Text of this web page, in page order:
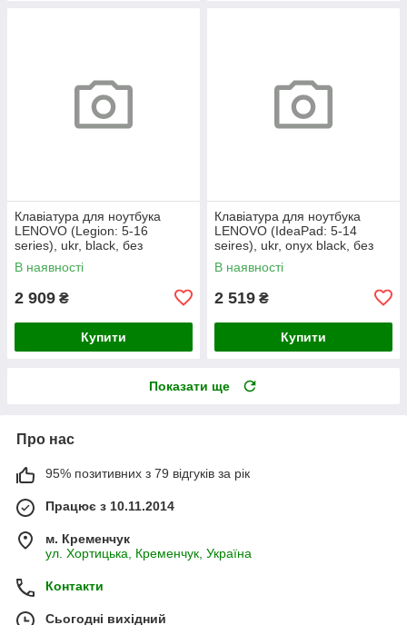
Клавіатура для ноутбука
LENOVO (Legion: 5-16
series), ukr, black, без
фрейма, підсвічування
клавіш
В наявності
2 909 ₴
Купити
Клавіатура для ноутбука
LENOVO (IdeaPad: 5-14
seires), ukr, onyx black, без
фрейму, підсвічування клавіш
(copilot)
В наявності
2 519 ₴
Купити
Показати ще
Про нас
95% позитивних з 79 відгуків за рік
Працює з 10.11.2014
м. Кременчук
ул. Хортицька, Кременчук, Україна
Контакти
Сьогодні вихідний